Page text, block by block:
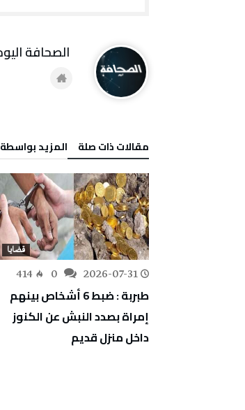
‫مقالات ذات صلة‬ ‫‫المزيد بواسطة‬ ‬ ‭ ‬الصحافة‭ ‬اليوم
قضايا
2026-07-31
414
طبربة : ضبط 6 أشخاص بينهم
إمراة بصدد النبش عن الكنوز
داخل منزل قديم